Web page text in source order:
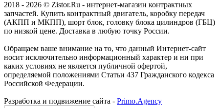
2018 - 2026 © Zistor.Ru - интернет-магазин контрактных
запчастей. Купить контрактный двигатель, коробку передач
(АКПП и МКПП), шорт блок, головку блока цилиндров (ГБЦ)
по низкой цене. Доставка в любую точку России.
Обращаем ваше внимание на то, что данный Интернет-сайт
носит исключительно информационный характер и ни при
каких условиях не является публичной офертой,
определяемой положениями Статьи 437 Гражданского кодекса
Российской Федерации.
Разработка и подвижение сайта - Primo.Agency